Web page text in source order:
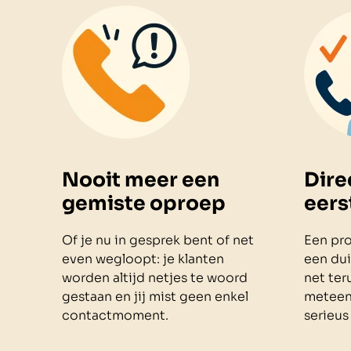
Nooit meer een
gemiste oproep
Of je nu in gesprek bent of net
even wegloopt: je klanten
worden altijd netjes te woord
gestaan en jij mist geen enkel
contactmoment.
Een
een
net